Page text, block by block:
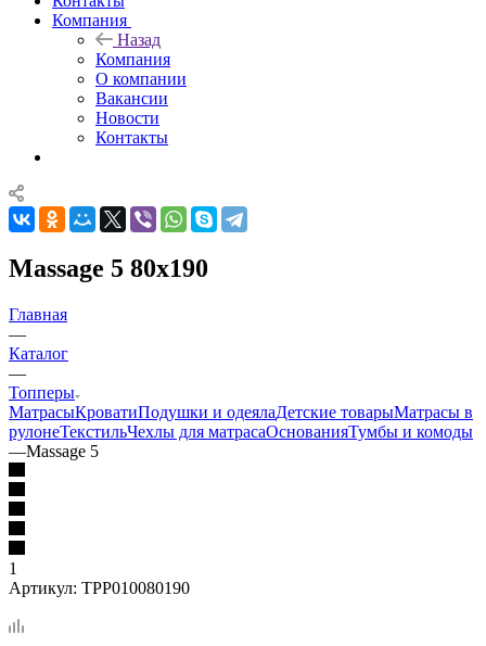
Компания
Назад
Компания
О компании
Вакансии
Новости
Контакты
Massage 5 80x190
Главная
—
Каталог
—
Топперы
МатрасыКроватиПодушки и одеялаДетские товарыМатрасы в
рулонеТекстильЧехлы для матрасаОснованияТумбы и комоды
—Massage 5
1
Артикул: TPP010080190